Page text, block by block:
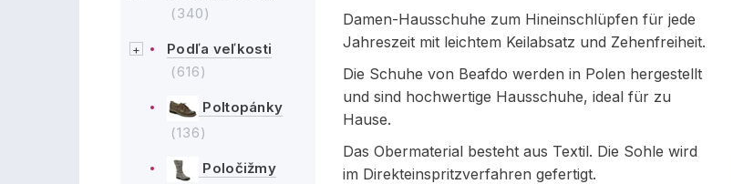
(340)
Podľa veľkosti
(616)
Poltopánky
(136)
Poločižmy
Damen-Hausschuhe zum Hineinschlüpfen für jede
Jahreszeit mit leichtem Keilabsatz und Zehenfreiheit.
Die Schuhe von Beafdo werden in Polen hergestellt
und sind hochwertige Hausschuhe, ideal für zu
Hause.
Das Obermaterial besteht aus Textil. Die Sohle wird
im Direkteinspritzverfahren gefertigt.